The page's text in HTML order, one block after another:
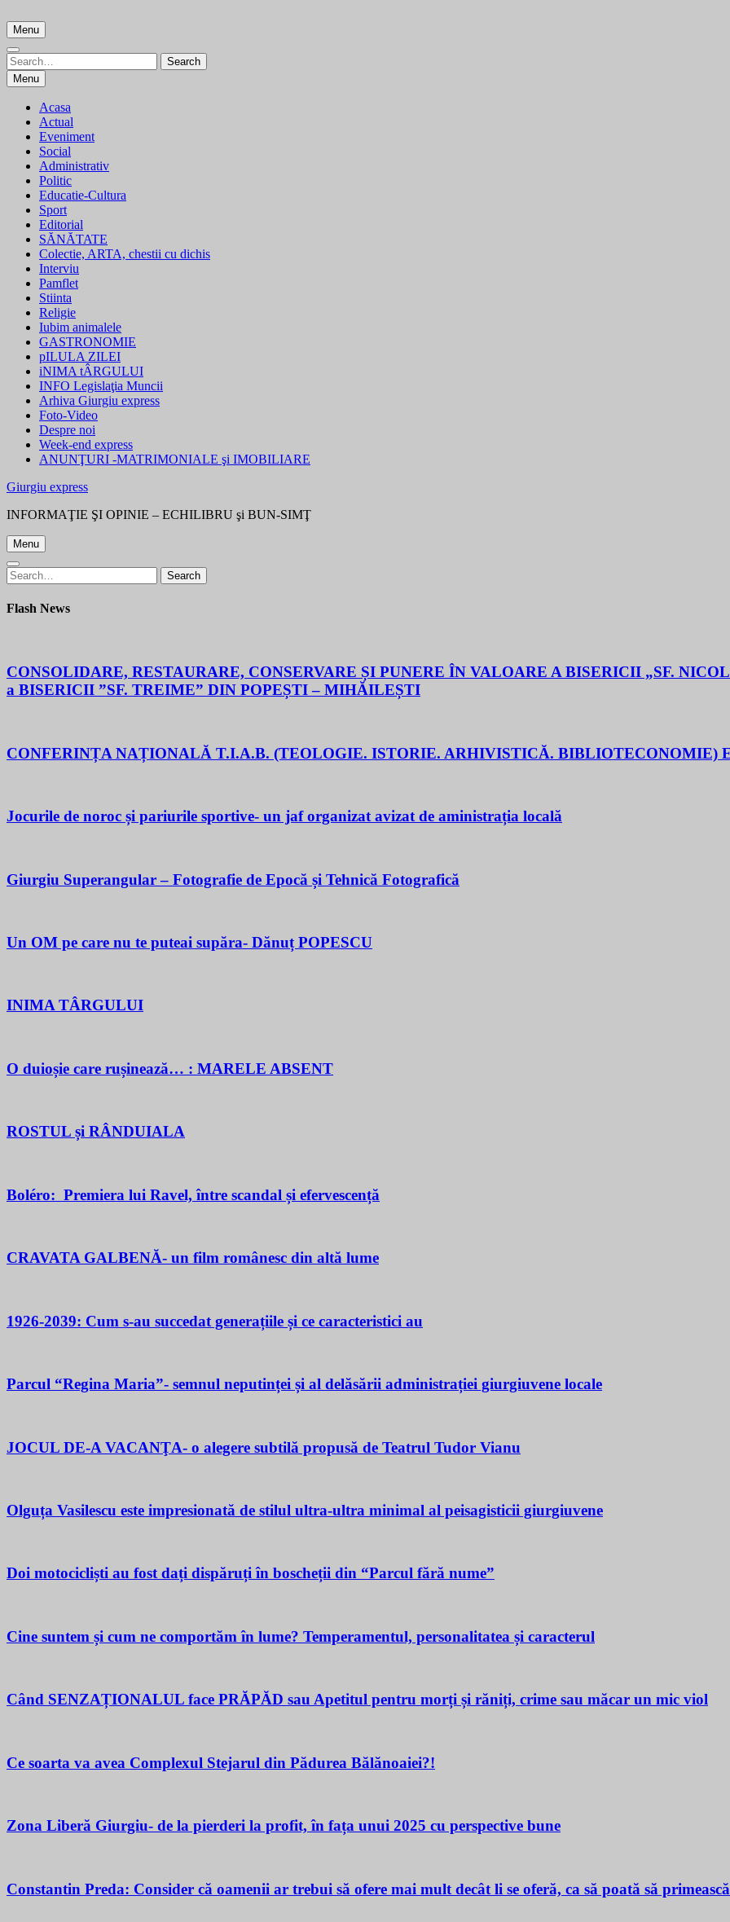
to
content
Menu
Search
for:
Search
Menu
Acasa
Actual
Eveniment
Social
Administrativ
Politic
Educatie-Cultura
Sport
Editorial
SĂNĂTATE
Colectie, ARTA, chestii cu dichis
Interviu
Pamflet
Stiinta
Religie
Iubim animalele
GASTRONOMIE
pILULA ZILEI
iNIMA tÂRGULUI
INFO Legislaţia Muncii
Arhiva Giurgiu express
Foto-Video
Despre noi
Week-end express
ANUNŢURI -MATRIMONIALE şi IMOBILIARE
Giurgiu express
INFORMAŢIE ŞI OPINIE – ECHILIBRU şi BUN-SIMŢ
Menu
Search
for:
Search
Flash News
CONSOLIDARE, RESTAURARE, CONSERVARE ȘI PUNERE ÎN VALOARE A BISERICII „SF.
a BISERICII ”SF. TREIME” DIN POPEȘTI – MIHĂILEȘTI
CONFERINȚA NAȚIONALĂ T.I.A.B. (TEOLOGIE. ISTORIE. ARHIVISTICĂ. BIBLIOTECONOMIE)
Jocurile de noroc și pariurile sportive- un jaf organizat avizat de aministrația locală
Giurgiu Superangular – Fotografie de Epocă și Tehnică Fotografică
Un OM pe care nu te puteai supăra- Dănuț POPESCU
INIMA TÂRGULUI
O duioșie care rușinează… : MARELE ABSENT
ROSTUL și RÂNDUIALA
Boléro: Premiera lui Ravel, între scandal și efervescență
CRAVATA GALBENĂ- un film românesc din altă lume
1926-2039: Cum s-au succedat generațiile și ce caracteristici au
Parcul “Regina Maria”- semnul neputinței și al delăsării administrației giurgiuvene locale
JOCUL DE-A VACANŢA- o alegere subtilă propusă de Teatrul Tudor Vianu
Olguța Vasilescu este impresionată de stilul ultra-ultra minimal al peisagisticii giurgiuvene
Doi motocicliști au fost dați dispăruți în boscheții din “Parcul fără nume”
Cine suntem și cum ne comportăm în lume? Temperamentul, personalitatea și caracterul
Când SENZAȚIONALUL face PRĂPĂD sau Apetitul pentru morți și răniți, crime sau măcar un mic viol
Ce soarta va avea Complexul Stejarul din Pădurea Bălănoaiei?!
Zona Liberă Giurgiu- de la pierderi la profit, în fața unui 2025 cu perspective bune
Constantin Preda: Consider că oamenii ar trebui să ofere mai mult decât li se oferă, ca să poată să